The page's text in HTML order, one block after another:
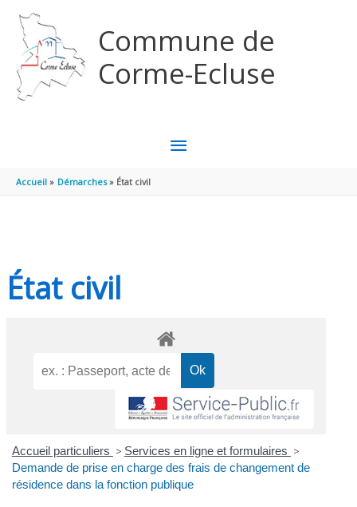
Commune de
Corme-Ecluse
MENU
Accueil Démarches État civil
État civil
Accueil particuliers > Services en ligne et formulaires >
Demande de prise en charge des frais de changement de
résidence dans la fonction publique